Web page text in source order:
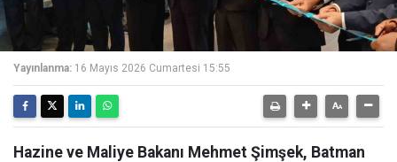
Yayınlanma: 16 Mayıs 2026 Cumartesi 15:55
Hazine ve Maliye Bakanı Mehmet Şimşek, Batman